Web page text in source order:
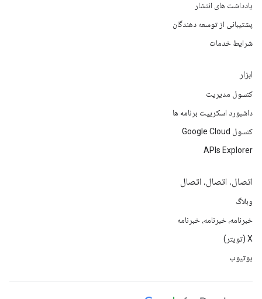
یادداشت های انتشار
پشتیبانی از توسعه دهندگان
شرایط خدمات
ابزار
کنسول مدیریت
داشبورد اسکریپت برنامه ها
کنسول Google Cloud
APIs Explorer
اتصال، اتصال، اتصال
وبلاگ
خبرنامه، خبرنامه، خبرنامه
X (تویتر)
یوتیوب